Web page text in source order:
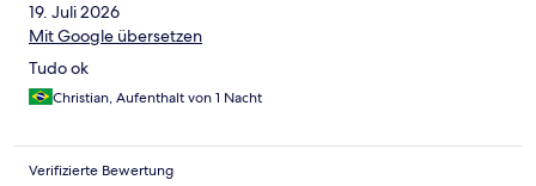
19. Juli 2026
Mit Google übersetzen
Tudo ok
Christian, Aufenthalt von 1 Nacht
Verifizierte Bewertung